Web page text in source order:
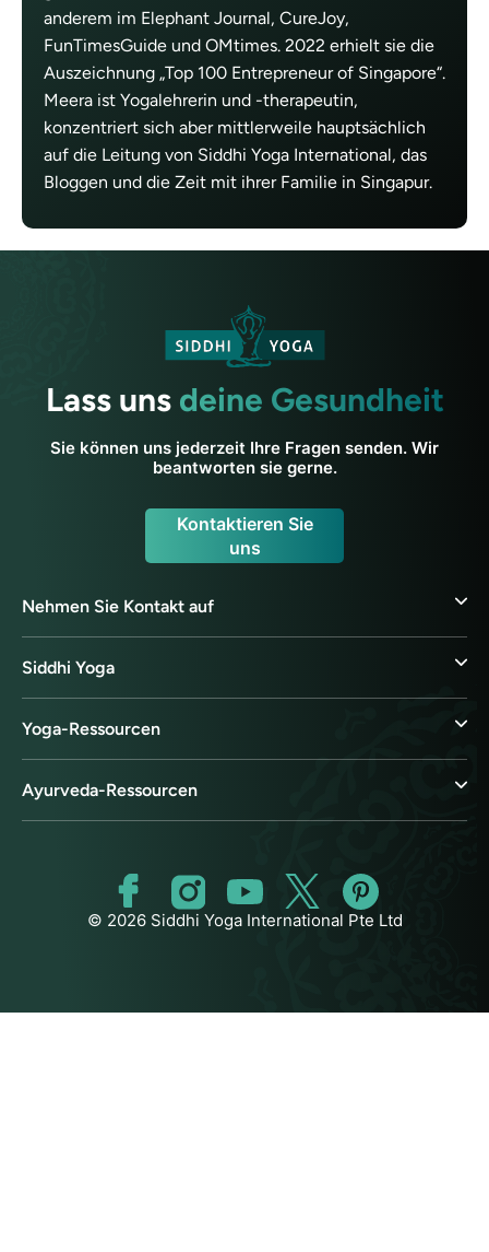
anderem im Elephant Journal, CureJoy,
FunTimesGuide und OMtimes. 2022 erhielt sie die
Auszeichnung „Top 100 Entrepreneur of Singapore“.
Meera ist Yogalehrerin und -therapeutin,
konzentriert sich aber mittlerweile hauptsächlich
auf die Leitung von Siddhi Yoga International, das
Bloggen und die Zeit mit ihrer Familie in Singapur.
Lass uns deine Gesundheit
Sie können uns jederzeit Ihre Fragen senden. Wir
beantworten sie gerne.
Kontaktieren Sie
uns
Nehmen Sie Kontakt auf
Siddhi Yoga
Yoga-Ressourcen
Ayurveda-Ressourcen
© 2026 Siddhi Yoga International Pte Ltd